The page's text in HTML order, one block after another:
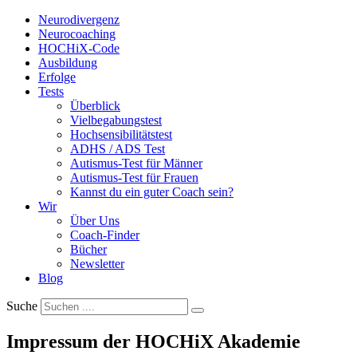
Neurodivergenz
Neurocoaching
HOCHiX-Code
Ausbildung
Erfolge
Tests
Überblick
Vielbegabungstest
Hochsensibilitätstest
ADHS / ADS Test
Autismus-Test für Männer
Autismus-Test für Frauen
Kannst du ein guter Coach sein?
Wir
Über Uns
Coach-Finder
Bücher
Newsletter
Blog
Suche
Impressum der HOCHiX Akademie